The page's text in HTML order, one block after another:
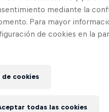
mediante la
Para mayor
de cookies en la
de cookies
todas las cookies